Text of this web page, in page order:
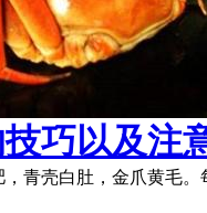
巧以及注
青壳白肚，金爪黄毛